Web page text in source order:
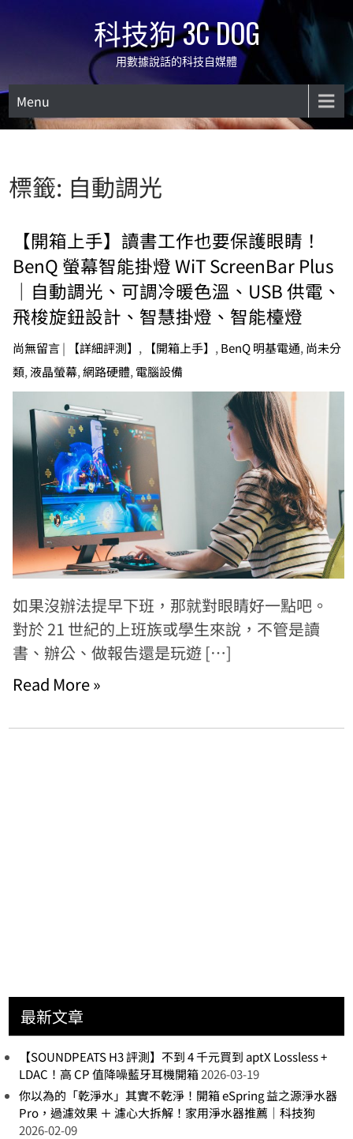
科技狗 3C DOG
用數據說話的科技自媒體
Menu
標籤: 自動調光
【開箱上手】讀書工作也要保護眼睛！
BenQ 螢幕智能掛燈 WiT ScreenBar Plus
｜自動調光、可調冷暖色溫、USB 供電、
飛梭旋鈕設計、智慧掛燈、智能檯燈
尚無留言| 【詳細評測】 , 【開箱上手】 , BenQ 明基電通, 尚未分
類,液晶螢幕,網路硬體, 電腦設備
如果沒辦法提早下班，那就對眼睛好一點吧。
對於 21 世紀的上班族或學生來說，不管是讀
書、辦公、做報告還是玩遊 […]
Read More »
最新文章
【SOUNDPEATS H3 評測】不到 4 千元買到 aptX Lossless +
LDAC！高 CP 值降噪藍牙耳機開箱2026-03-19
你以為的「乾淨水」其實不乾淨！開箱 eSpring 益之源淨水器
Pro，過濾效果 ＋ 濾心大拆解！家用淨水器推薦｜科技狗
2026-02-09